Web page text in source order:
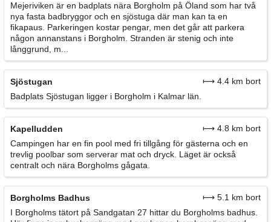
Mejeriviken är en badplats nära Borgholm på Öland som har två
nya fasta badbryggor och en sjöstuga där man kan ta en
fikapaus. Parkeringen kostar pengar, men det går att parkera
någon annanstans i Borgholm. Stranden är stenig och inte
långgrund, m...
Sjöstugan
⟼ 4.4 km bort
Badplats Sjöstugan ligger i Borgholm i Kalmar län.
Kapelludden
⟼ 4.8 km bort
Campingen har en fin pool med fri tillgång för gästerna och en
trevlig poolbar som serverar mat och dryck. Läget är också
centralt och nära Borgholms gågata.
Borgholms Badhus
⟼ 5.1 km bort
I Borgholms tätort på Sandgatan 27 hittar du Borgholms badhus.